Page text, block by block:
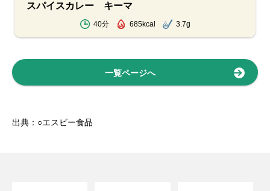
スパイスカレー キーマ
40分 685kcal 3.7g
一覧ページへ
出典：○エスビー食品